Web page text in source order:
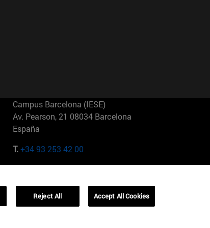
Campus Barcelona (IESE)
Av. Pearson, 21 08034 Barcelona
España
T.+34 93 253 42 00
01321001 Bela Vista Brasil
Reject All Accept All Cookies